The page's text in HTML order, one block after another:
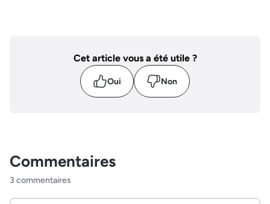
Cet article vous a été utile ?
Oui Non
Commentaires
3 commentaires